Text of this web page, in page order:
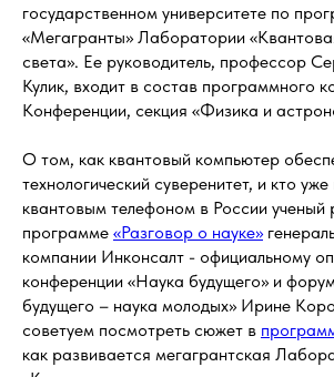
государственном университете по
«Мегагранты» Лаборатории
света». Ее руководитель, профессор
Кулик, входит в состав программного
Конференции, секция «Физика и
О том, как квантовый компьютер
технологический суверенитет, и кто уже
квантовым телефоном в России ученый
программе «Разговор о науке»
компании Инконсалт - официальному
конференции «Наука будущего» и
будущего – наука молодых» Ирине
советуем посмотреть сюжет в
как развивается мегагрантская